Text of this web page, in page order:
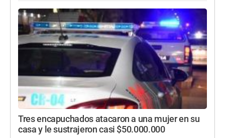
Tres encapuchados atacaron a una mujer en su
casa y le sustrajeron casi $50.000.000